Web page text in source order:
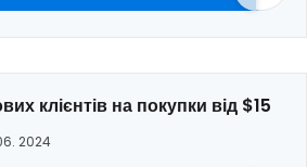
клієнтів на покупки від $15
2024